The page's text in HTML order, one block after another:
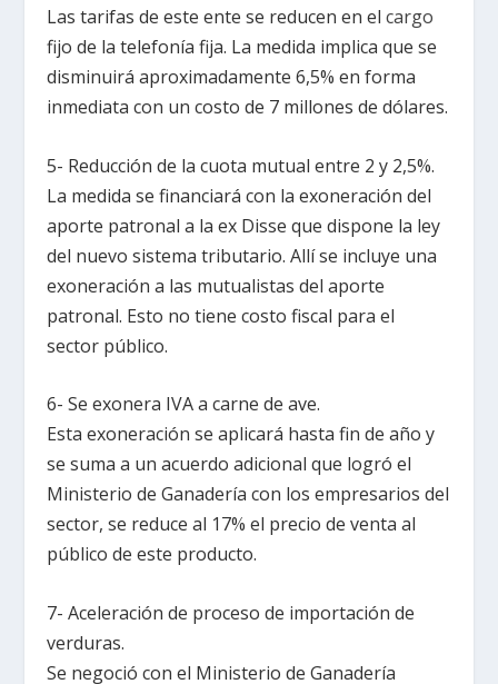
Las tarifas de este ente se reducen en elcargo
fijo de la telefonía fija. La medida implica que se
disminuirá aproximadamente 6,5% en forma
inmediata con un costo de 7 millones de dólares.
5- Reducción de la cuota mutual entre 2 y 2,5%.
La medida se financiará con la exoneración del
aporte patronal a la ex Disse que dispone la ley
del nuevo sistema tributario. Allí se incluye una
exoneración a las mutualistas del aporte
patronal. Esto no tiene costo fiscal para el
sector público.
6- Se exonera IVA a carne de ave.
Esta exoneración se aplicará hasta fin de año y
se suma a un acuerdo adicional que logró el
Ministerio de Ganadería con los empresarios del
sector, se reduce al 17% el precio de venta al
público de este producto.
7- Aceleración de proceso de importación de
verduras.
Se negoció con el Ministerio de Ganadería